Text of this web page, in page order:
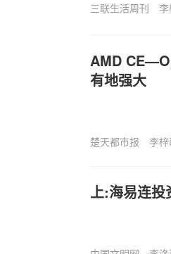
三联生活周刊
AMD
有地强大
楚天都市报 李梓
上:海易连投